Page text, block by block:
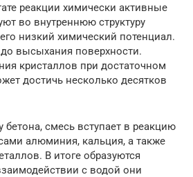
реакции химически активные
во внутреннюю структуру
низкий химический потенциал.
высыхания поверхности.
кристаллов при достаточном
достичь несколько десятков
бетона, смесь вступает в реакцию
алюминия, кальция, а также
В итоге образуются
с водой они